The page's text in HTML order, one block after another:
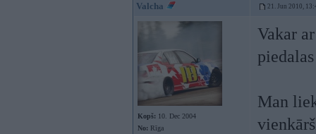
Valcha 21. Jun 2010,
Kopš: 10. Dec 2004
No: Rīga
Vakar
Man